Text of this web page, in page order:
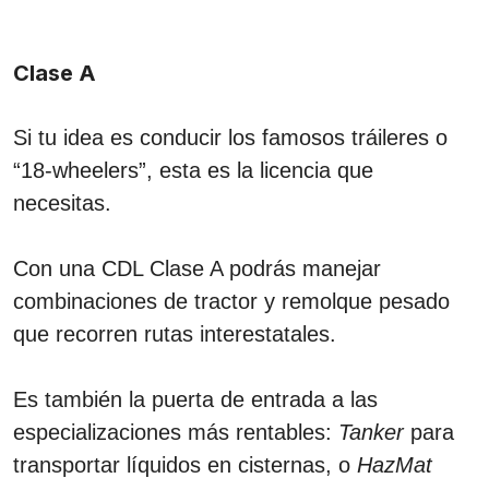
Clase A
Si tu idea es conducir los famosos tráileres o
“18-wheelers”, esta es la licencia que
necesitas.
Con una CDL Clase A podrás manejar
combinaciones de tractor y remolque pesado
que recorren rutas interestatales.
Es también la puerta de entrada a las
especializaciones más rentables: Tankerpara
transportar líquidos en cisternas, o HazMat